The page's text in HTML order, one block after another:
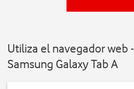
Utiliza el navegador web -
Samsung Galaxy Tab A